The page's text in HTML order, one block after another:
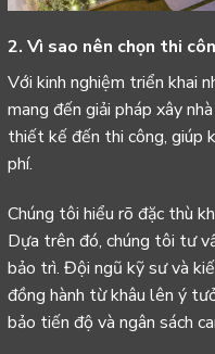
2. Vì sao nên chọn thi
Với kinh nghiệm triển khai
mang đến giải pháp xây
thiết kế đến thi công, giúp
phí.
Chúng tôi hiểu rõ đặc thù
Dựa trên đó, chúng tôi tư
bảo trì. Đội ngũ kỹ sư và
đồng hành từ khâu lên ý
bảo tiến độ và ngân sách